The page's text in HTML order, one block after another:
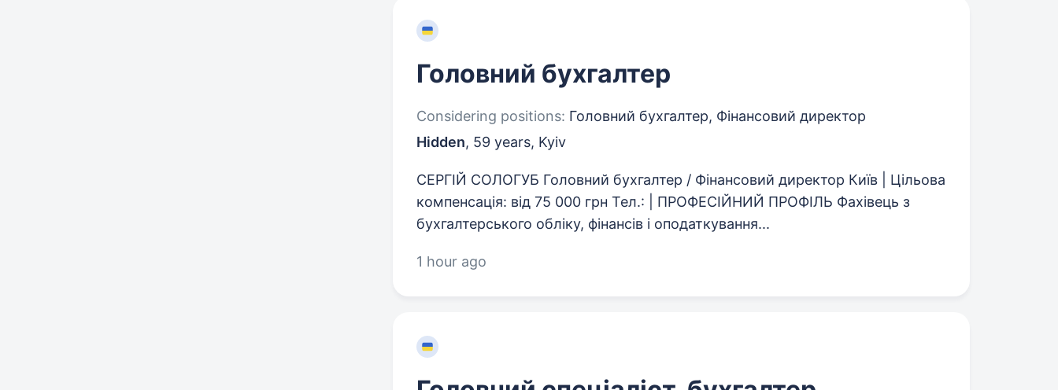
Головний бухгалтер
Considering positions: Головний бухгалтер, Фінансовий директор
Hidden, 59 years, Kyiv
СЕРГІЙ СОЛОГУБ Головний бухгалтер / Фінансовий директор Київ | Цільова
компенсація: від 75 000 грн Тел.: | ПРОФЕСІЙНИЙ ПРОФІЛЬ Фахівець з
бухгалтерського обліку, фінансів і оподаткування...
1 hour ago